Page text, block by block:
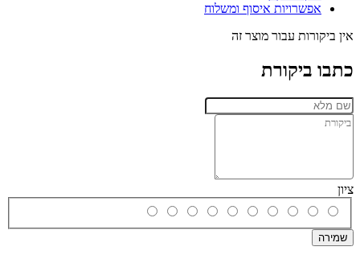
אפשרויות איסוף ומשלוח
אין ביקורות עבור מוצר זה
כתבו ביקורת
ציון
שמירה